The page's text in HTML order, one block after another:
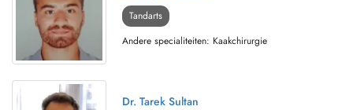
Tandarts
Andere specialiteiten: Kaakchirurgie
Dr. Tarek Sultan